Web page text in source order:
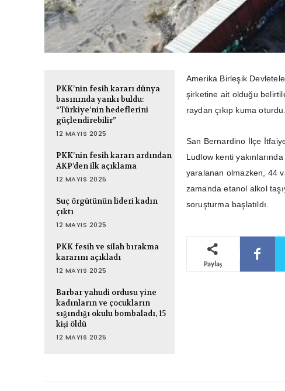
PKK’nin fesih kararı dünya
basınında yankı buldu:
“Türkiye’nin hedeflerini
güçlendirebilir”
12 MAYIS 2025
PKK’nin fesih kararı ardından
AKP’den ilk açıklama
12 MAYIS 2025
Suç örgütünün lideri kadın
çıktı
12 MAYIS 2025
PKK fesih ve silah bırakma
kararını açıkladı
12 MAYIS 2025
Barbar yahudi ordusu yine
kadınların ve çocukların
sığındığı okulu bombaladı, 15
kişi öldü
12 MAYIS 2025
Amerika Birleşik
şirketine ait olduğu
raydan çıkıp kuma oturdu.
San Bernardino İlçe
Ludlow kenti
yaralanan olmazken, 44
zamanda etanol alkol
soruşturma başlatıldı.
Paylaş